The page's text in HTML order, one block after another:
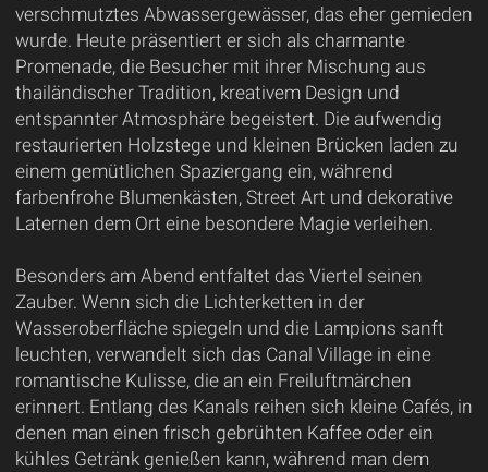
verschmutztes Abwassergewässer, das eher gemieden
wurde. Heute präsentiert er sich als charmante
Promenade, die Besucher mit ihrer Mischung aus
thailändischer Tradition, kreativem Design und
entspannter Atmosphäre begeistert. Die aufwendig
restaurierten Holzstege und kleinen Brücken laden zu
einem gemütlichen Spaziergang ein, während
farbenfrohe Blumenkästen, Street Art und dekorative
Laternen dem Ort eine besondere Magie verleihen.
Besonders am Abend entfaltet das Viertel seinen
Zauber. Wenn sich die Lichterketten in der
Wasseroberfläche spiegeln und die Lampions sanft
leuchten, verwandelt sich das Canal Village in eine
romantische Kulisse, die an ein Freiluftmärchen
erinnert. Entlang des Kanals reihen sich kleine Cafés, in
denen man einen frisch gebrühten Kaffee oder ein
kühles Getränk genießen kann, während man dem